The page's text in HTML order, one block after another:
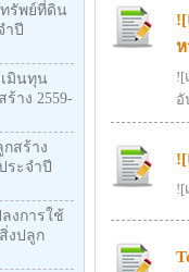
รัพย์ที่ดิน
ำปี
มินทุน
าง 2559-
สร้าง
ระจำปี
งการใช้
งปลูก
ห
![
อั
![